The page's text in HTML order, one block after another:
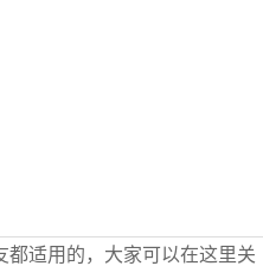
都适用的，大家可以在这里关